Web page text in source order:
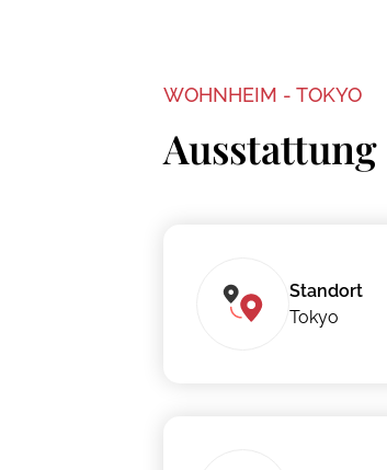
WOHNHEIM - TOKYO
Standort
Tokyo